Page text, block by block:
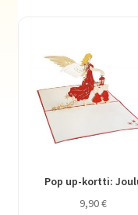
Pop up-kortti:
9,90€